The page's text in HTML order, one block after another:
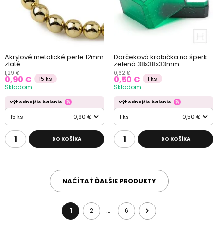
Akrylové metalické perle 12mm
zlaté
1,29 €
0,90 € 15 ks
Skladom
Výhodnejšie balenie
15 ks 0,90 €
DO KOŠÍKA
Darčeková krabička na šperk
zelená 38x38x33mm
0,62 €
0,50 € 1 ks
Skladom
Výhodnejšie balenie
1 ks 0,50 €
DO KOŠÍKA
NAČÍTAŤ ĎALŠIE PRODUKTY
1 2 … 6